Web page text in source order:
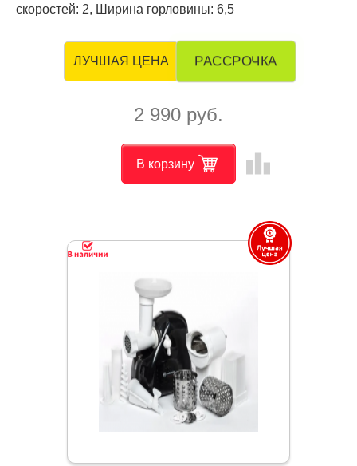
скоростей: 2, Ширина горловины: 6,5
ЛУЧШАЯ ЦЕНА РАССРОЧКА
2 990 руб.
В корзину leaderboard